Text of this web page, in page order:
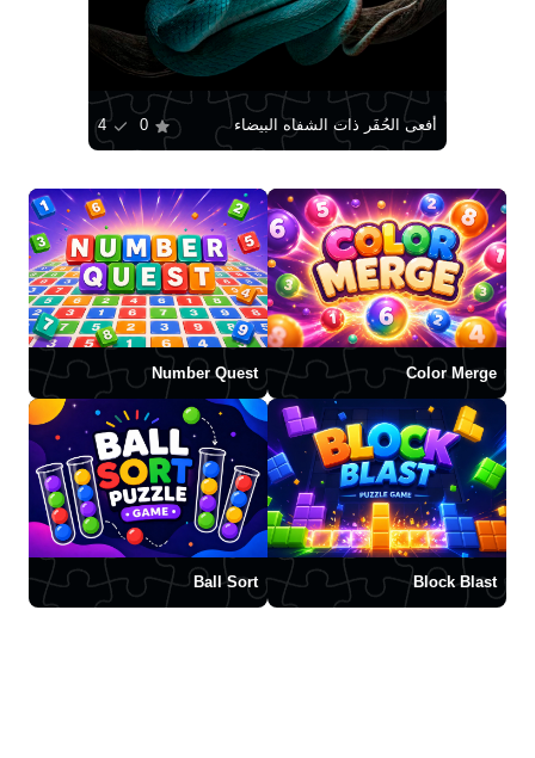
أفعى الحُفَر ذات الشفاه البيضاء 0
4
Color Merge
Number Quest
Block Blast
Ball Sort